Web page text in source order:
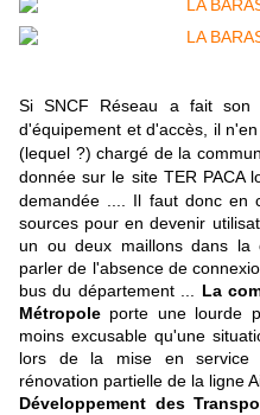
Si SNCF Réseau a fait son
d'équipement et d'accès, il
(lequel ?) chargé de la
donnée sur le site TER PACA
demandée .... Il faut donc en
sources pour en devenir
un ou deux maillons dans la
parler de l'absence de
bus du département ... La
Métropole porte une lourde
moins excusable qu'une
lors de la mise en service
rénovation partielle de la ligne
Développement des